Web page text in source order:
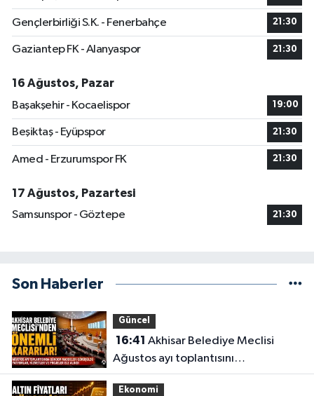
Gençlerbirliği S.K. - Fenerbahçe 21:30
Gaziantep FK - Alanyaspor 21:30
16 Ağustos, Pazar
Başakşehir - Kocaelispor
19:00
Beşiktaş - Eyüpspor 21:30
Amed - Erzurumspor FK 21:30
17 Ağustos, Pazartesi
Samsunspor - Göztepe
21:30
Son Haberler
Güncel
16:41
Ağustos ayı toplantısını
gerçekleştirdi
Ekonomi